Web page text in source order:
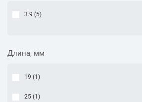
3.9 (5)
Длина, мм
19 (1 )
25 (1 )